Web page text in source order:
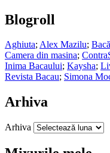
Blogroll
Aghiuta;Alex Mazilu;
Camera din masina;
Inima Bacaului; Kaysha;
Revista Bacau; Simona
Arhiva
Arhiva